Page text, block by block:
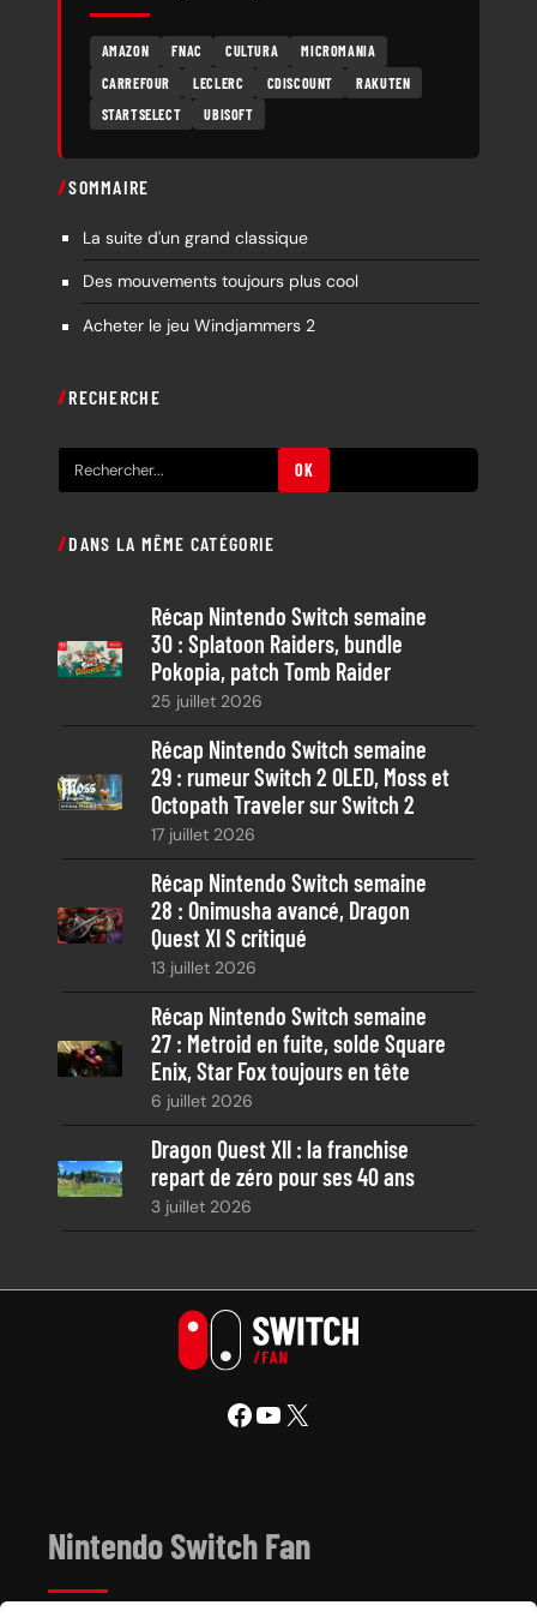
AMAZON FNAC CULTURA
MICROMANIA
CARREFOUR
LECLERC CDISCOUNT
RAKUTEN
STARTSELECT
UBISOFT
SOMMAIRE
La suite d'un grand classique
Des mouvements toujours plus cool
Acheter le jeu Windjammers 2
RECHERCHE
e
h
c
h
OK
DANS LA MÊME CATÉGORIE
Récap Nintendo Switch semaine
30 : Splatoon Raiders, bundle
Pokopia, patch Tomb Raider
25 juillet 2026
Récap Nintendo Switch semaine
29 : rumeur Switch 2 OLED, Moss et
Octopath Traveler sur Switch 2
17 juillet 2026
Récap Nintendo Switch semaine
28 : Onimusha avancé, Dragon
Quest XI S critiqué
13 juillet 2026
Récap Nintendo Switch semaine
27 : Metroid en fuite, solde Square
Enix, Star Fox toujours en tête
6 juillet 2026
Dragon Quest XII : la franchise
repart de zéro pour ses 40 ans
3 juillet 2026
Facebook YouTube X
Nintendo Switch Fan